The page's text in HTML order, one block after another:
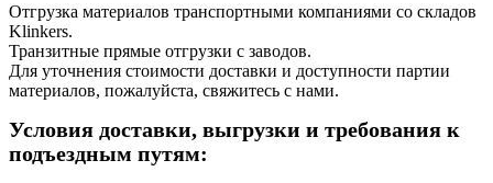
Отгрузка материалов транспортными компаниями со складов
Klinkers.
Транзитные прямые отгрузки с заводов.
Для уточнения стоимости доставки и доступности партии
материалов, пожалуйста, свяжитесь с нами.
Условия доставки, выгрузки и требования к
подъездным путям: